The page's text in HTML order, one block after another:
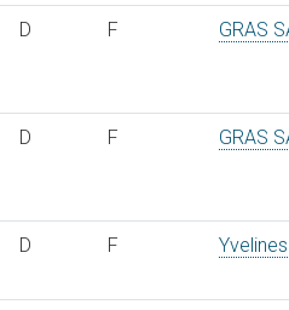
D F GRAS
D F GRAS
D F